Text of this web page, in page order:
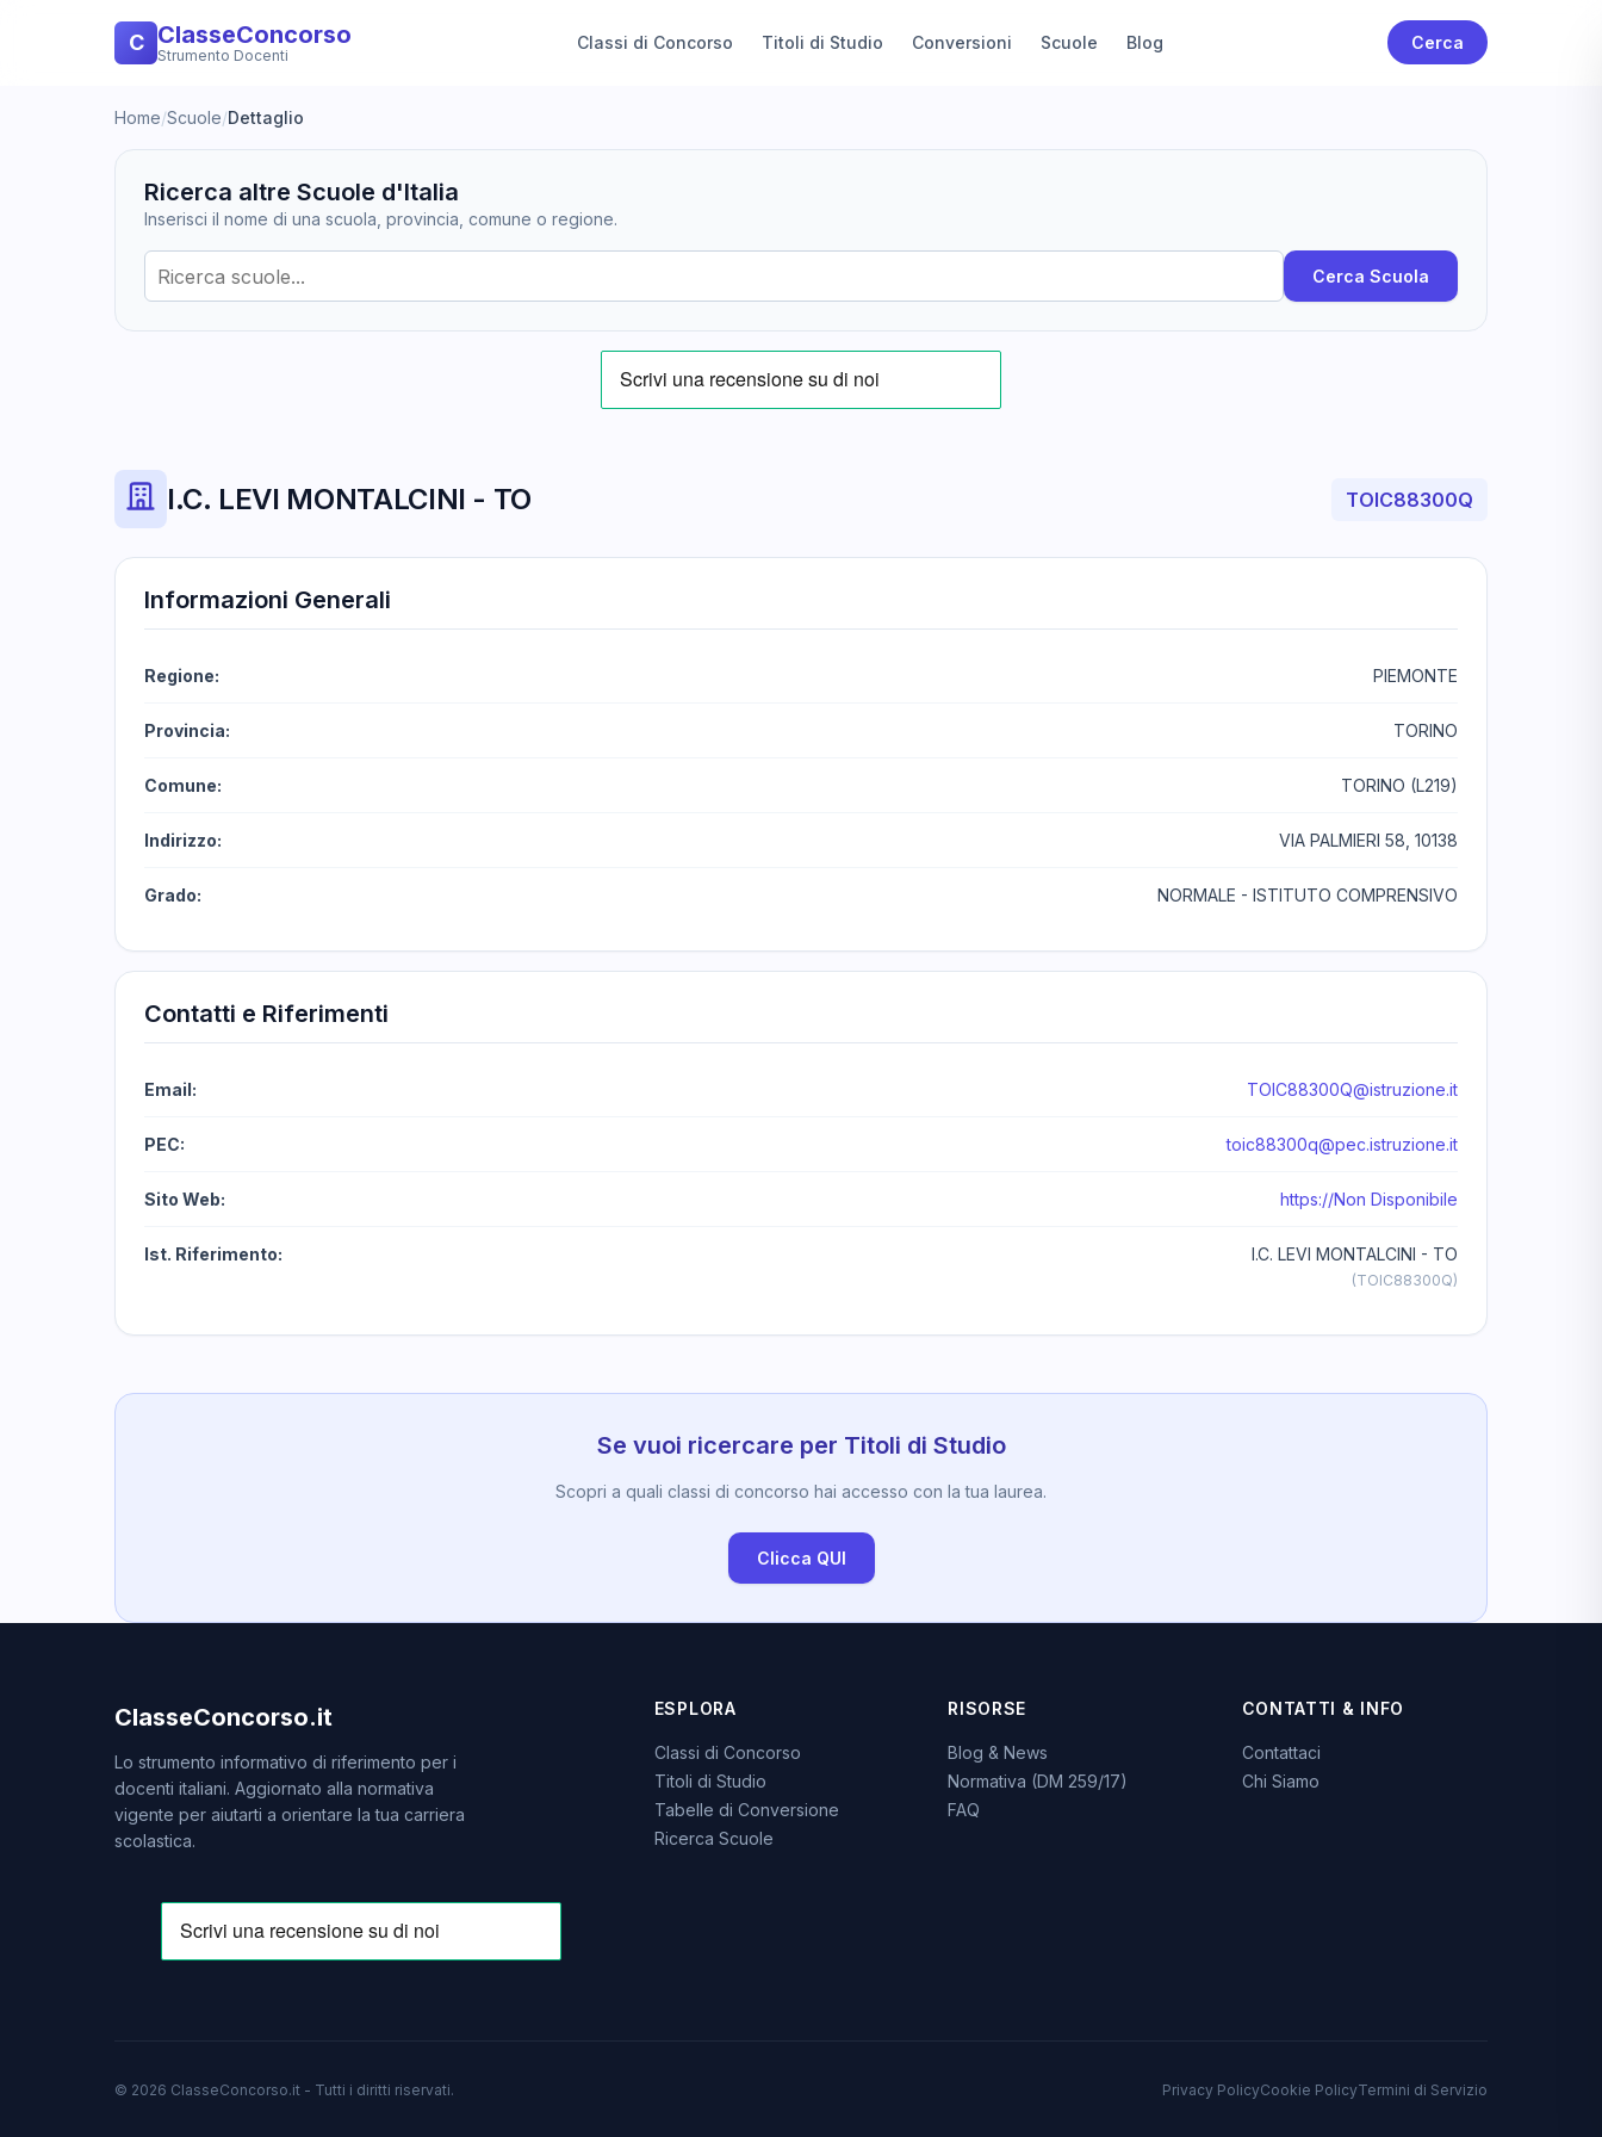
C ClasseConcorso
Strumento Docenti
Classi di Concorso Titoli di Studio Conversioni Scuole Blog Cerca
Home/Scuole/Dettaglio
Ricerca altre Scuole d'Italia
Inserisci il nome di una scuola, provincia, comune o regione.
Cerca Scuola
I.C. LEVI MONTALCINI - TO TOIC88300Q
Informazioni Generali
Regione: PIEMONTE
Provincia: TORINO
Comune: TORINO (L219)
Indirizzo: VIA PALMIERI 58, 10138
Grado: NORMALE - ISTITUTO COMPRENSIVO
Contatti e Riferimenti
Email: TOIC88300Q@istruzione.it
PEC: toic88300q@pec.istruzione.it
Sito Web: https://Non Disponibile
Ist. Riferimento: I.C. LEVI MONTALCINI - TO
(TOIC88300Q)
Se vuoi ricercare per Titoli di Studio
Scopri a quali classi di concorso hai accesso con la tua laurea.
Clicca QUI
ClasseConcorso.it
Lo strumento informativo di riferimento per i
docenti italiani. Aggiornato alla normativa
vigente per aiutarti a orientare la tua carriera
scolastica.
ESPLORA
Classi di Concorso
Titoli di Studio
Tabelle di Conversione
Ricerca Scuole
RISORSE
Blog & News
Normativa (DM 259/17)
FAQ
CONTATTI & INFO
Contattaci
Chi Siamo
© 2026 ClasseConcorso.it - Tutti i diritti riservati. Privacy PolicyCookie PolicyTermini di Servizio